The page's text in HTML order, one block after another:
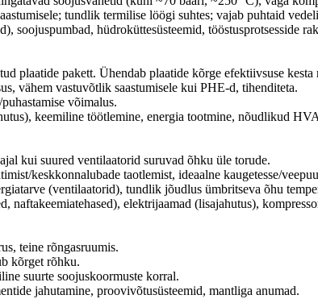
tundlik termilise löögi suhtes; vajab puhtaid
soojuspumbad, hüdroküttesüsteemid, tööstusprotsesside
plaatide pakett. Ühendab plaatide kõrge efektiivsuse kesta
vähem vastuvõtlik saastumisele kui PHE-d, tihenditeta.
võimalus.
keemiline töötlemine, energia tootmine, nõudlikud
kui suured ventilaatorid suruvad õhku üle torude.
keskkonnalubade taotlemist, ideaalne kaugetesse/
(ventilaatorid), tundlik jõudlus ümbritseva õhu
naftakeemiatehased), elektrijaamad (lisajahutus),
teine ​​rõngasruumis.
kõrget rõhku.
suurte soojuskoormuste korral.
jahutamine, proovivõtusüsteemid, mantliga anumad.